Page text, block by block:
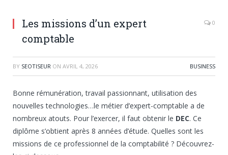
Les missions d’un expert
comptable
0
BY SEOTISEUR ON AVRIL 4, 2026 BUSINESS
Bonne rémunération, travail passionnant, utilisation des
nouvelles technologies…le métier d’expert-comptable a de
nombreux atouts. Pour l’exercer, il faut obtenir le DEC. Ce
diplôme s’obtient après 8 années d’étude. Quelles sont les
missions de ce professionnel de la comptabilité ? Découvrez-